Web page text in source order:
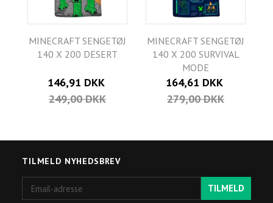
MINECRAFT SENGETØJ
140 X 200 DESERT
146,91 DKK
249,00 DKK
MINECRAFT SENGETØJ
140 X 200 SURVIVAL
MODE
164,61 DKK
279,00 DKK
TILMELD NYHEDSBREV
adresse
TILMELD